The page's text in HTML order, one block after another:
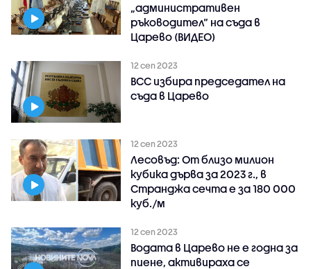
„административен
ръководител“ на съда в
Царево (ВИДЕО)
12 сеп 2023
ВСС избира председател на
съда в Царево
12 сеп 2023
Лесовъд: От близо милион
кубика дърва за 2023 г., в
Странджа сечта е за 180 000
куб./м
12 сеп 2023
Водата в Царево не е годна за
пиене, активираха се